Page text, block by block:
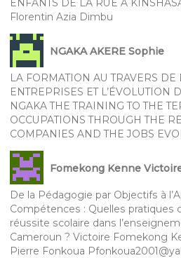
ENFANTS DE LA RUE À
Florentin Azia Dimbu
NGAKA AKERE Sophie
LA FORMATION AU TRAVERS
ENTREPRISES ET L’ÉVOLUTION
NGAKA THE TRAINING TO THE
OCCUPATIONS THROUGH THE
COMPANIES AND THE JOBS
Fomekong Kenne
De la Pédagogie par Objectifs à
Compétences : Quelles pratiques
réussite scolaire dans
Cameroun ? Victoire Fomekong
Pierre Fonkoua